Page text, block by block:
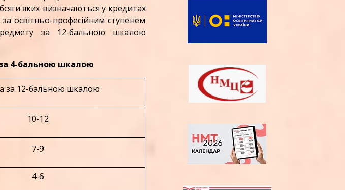
яких визначаються у кредитах
освітньо-професійним ступенем
за 12-бальною шкалою
за 4-бальною шкалою
за 12-бальною шкалою
10-12
7-9
4-6